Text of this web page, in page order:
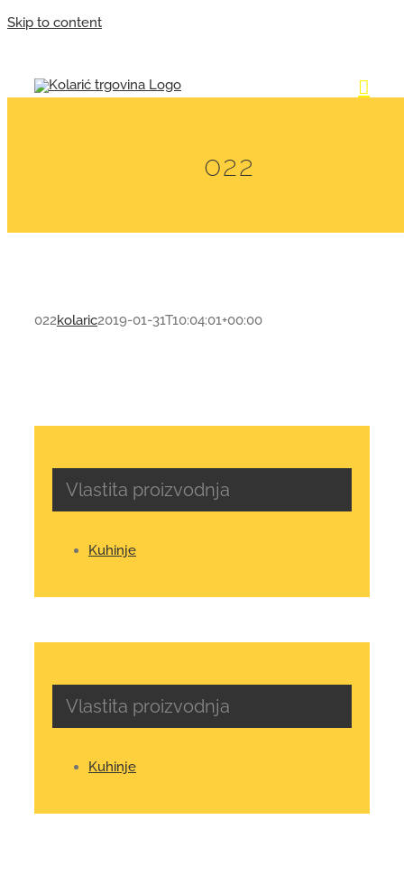
Skip to content
022
022kolaric2019-01-31T10:04:01+00:00
Vlastita proizvodnja
Kuhinje
Vlastita proizvodnja
Kuhinje